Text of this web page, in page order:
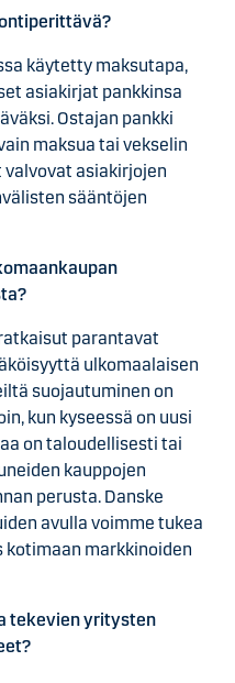
käytetty maksutapa,
asiakirjat pankkinsa
Ostajan pankki
maksua tai vekselin
valvovat asiakirjojen
sääntöjen
parantavat
ulkomaalaisen
suojautuminen on
kun kyseessä on uusi
on taloudellisesti tai
kauppojen
perusta. Danske
avulla voimme tukea
markkinoiden
tekevien yritysten